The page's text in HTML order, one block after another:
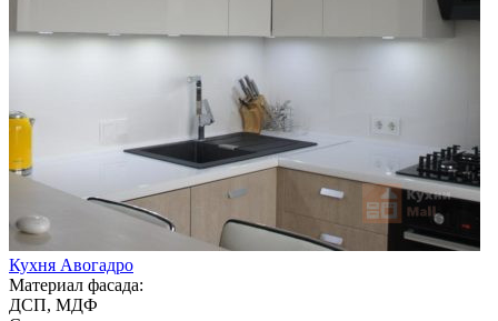
Кухня Авогадро
Материал фасада:
ДСП, МДФ